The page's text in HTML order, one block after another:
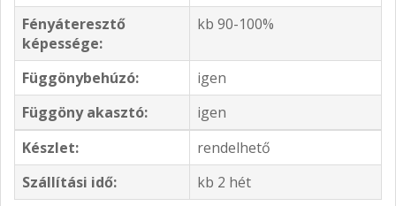
Fényáteresztő
képessége:
kb 90-100%
Függönybehúzó:
igen
Függöny akasztó:
igen
Készlet:
rendelhető
Szállítási idő:
kb 2 hét